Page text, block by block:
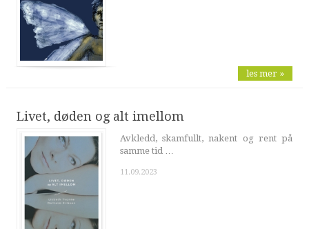
les mer »
Livet, døden og alt imellom
Avkledd, skamfullt, nakent og rent på
samme tid …
11.09.2023